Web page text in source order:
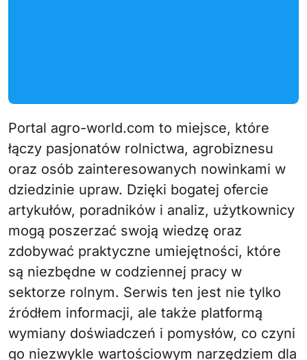
Portal agro-world.com to miejsce, które
łączy pasjonatów rolnictwa, agrobiznesu
oraz osób zainteresowanych nowinkami w
dziedzinie upraw. Dzięki bogatej ofercie
artykułów, poradników i analiz, użytkownicy
mogą poszerzać swoją wiedzę oraz
zdobywać praktyczne umiejętności, które
są niezbędne w codziennej pracy w
sektorze rolnym. Serwis ten jest nie tylko
źródłem informacji, ale także platformą
wymiany doświadczeń i pomysłów, co czyni
go niezwykle wartościowym narzędziem dla